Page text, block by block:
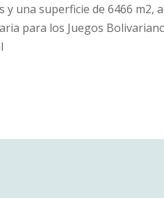
y una superficie de 6466 m2,
para los Juegos